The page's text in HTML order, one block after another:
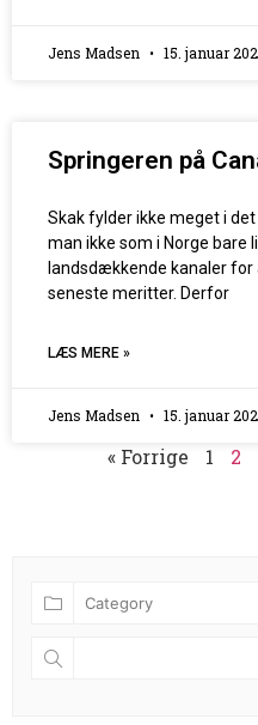
Jens Madsen 15. januar
Springeren på
Skak fylder ikke meget i
man ikke som i Norge bare
landsdækkende kanaler for
seneste meritter. Derfor
LÆS MERE »
Jens Madsen 15. januar
« Forrige 1 2